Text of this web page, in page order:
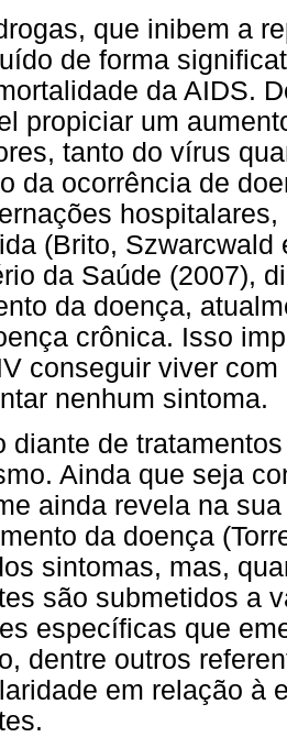
que inibem a
de forma
da AIDS.
propiciar um
tanto do vírus
da ocorrência de
(Brito,
da Saúde (2007),
da doença,
crônica. Isso
conseguir viver
nenhum sintoma.
diante de
Ainda que seja
ainda revela na
da doença
sintomas, mas,
são submetidos a
específicas que
dentre outros
em relação à